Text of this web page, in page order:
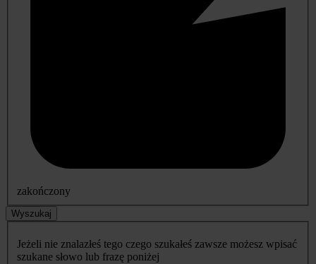
zakończony
Wyszukaj
Jeżeli nie znalazłeś tego czego szukałeś zawsze możesz wpisać
szukane słowo lub frazę poniżej